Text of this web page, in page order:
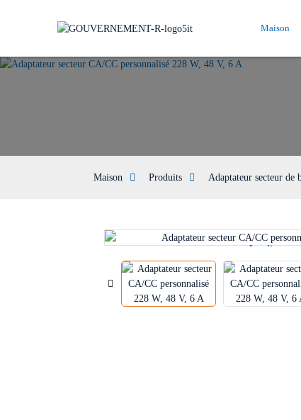
Maison
Maison Produits Adaptateur secteur de
Loading...
Loading...